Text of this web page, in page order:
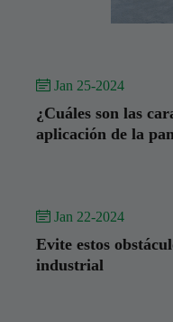
 Jan 25-2024
¿Cuáles son las
aplicación de la
 Jan 22-2024
Evite estos
industrial